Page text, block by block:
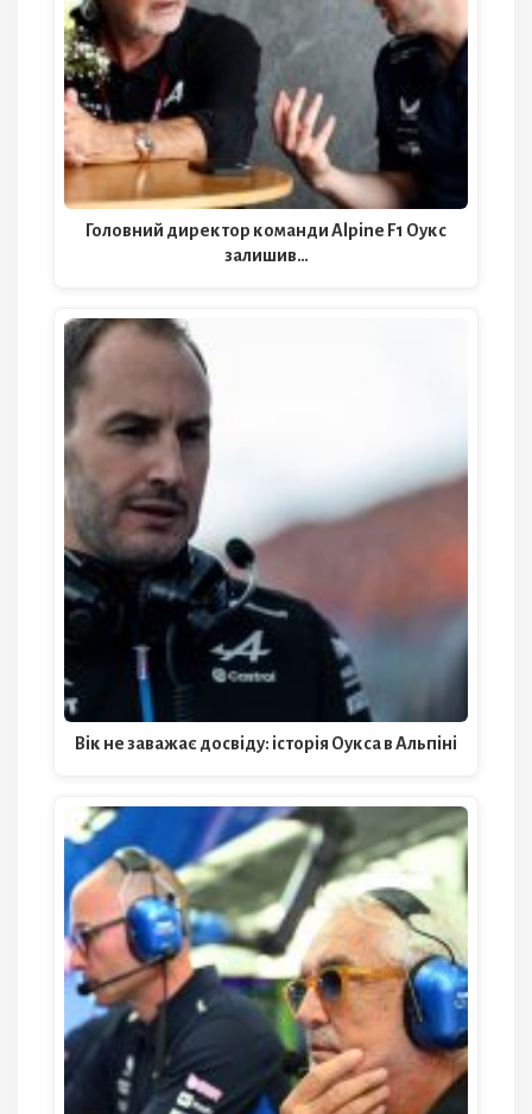
Головний директор команди Alpine F1 Оукс
залишив…
Вік не заважає досвіду: історія Оукса в Альпіні